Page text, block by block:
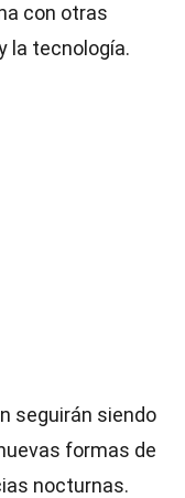
con otras
la tecnología.
seguirán siendo
formas de
nocturnas.